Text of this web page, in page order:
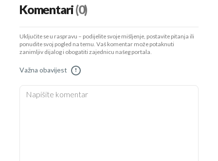
Komentari(0)
Uključite se u raspravu – podijelite svoje mišljenje, postavite pitanja ili
ponudite svoj pogled na temu. Vaš komentar može potaknuti
zanimljiv dijalog i obogatiti zajednicu našeg portala.
Važna obavijest !